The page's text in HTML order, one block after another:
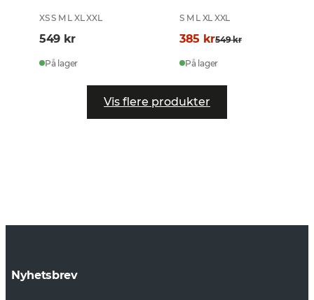
Forest
XS S M L XL XXL
549 kr
På lager
S M L XL XXL
385 kr549 kr
På lager
Vis flere produkter
Nyhetsbrev